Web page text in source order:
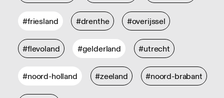
#friesland #drenthe #overijssel
#flevoland #gelderland #utrecht
#noord-holland #zeeland #noord-brabant